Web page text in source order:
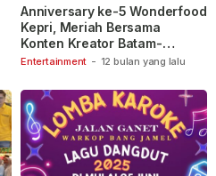
Entertainment - 12 bulan yang lalu
Anniversary ke-5 Wonderfood
Kepri, Meriah Bersama
Konten Kreator Batam-
Tanjungpinang